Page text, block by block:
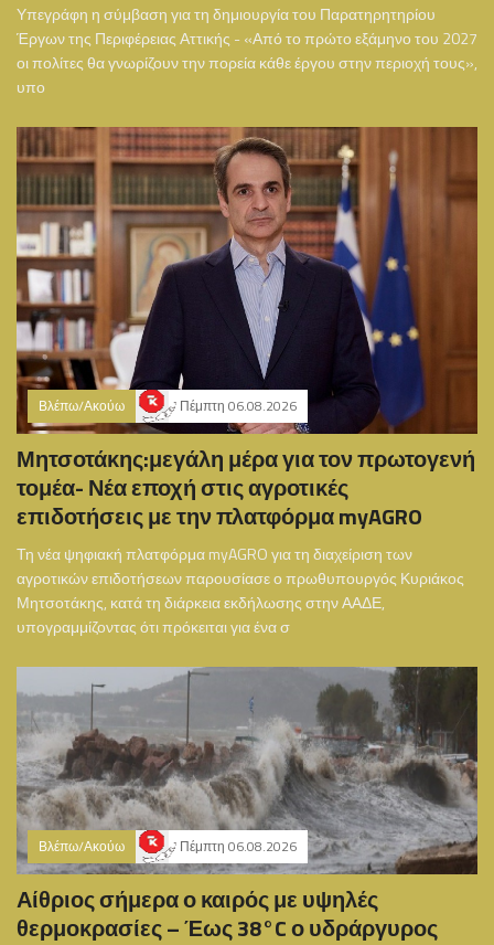
Υπεγράφη η σύμβαση για τη δημιουργία του Παρατηρητηρίου
Έργων της Περιφέρειας Αττικής - «Από το πρώτο εξάμηνο του 2027
οι πολίτες θα γνωρίζουν την πορεία κάθε έργου στην περιοχή τους»,
υπο
Βλέπω/Ακούω Πέμπτη 06.08.2026
Μητσοτάκης:μεγάλη μέρα για τον πρωτογενή
τομέα- Νέα εποχή στις αγροτικές
επιδοτήσεις με την πλατφόρμα myAGRO
Τη νέα ψηφιακή πλατφόρμα myAGRO για τη διαχείριση των
αγροτικών επιδοτήσεων παρουσίασε ο πρωθυπουργός Κυριάκος
Μητσοτάκης, κατά τη διάρκεια εκδήλωσης στην ΑΑΔΕ,
υπογραμμίζοντας ότι πρόκειται για ένα σ
Βλέπω/Ακούω Πέμπτη 06.08.2026
Αίθριος σήμερα ο καιρός με υψηλές
θερμοκρασίες – Έως 38°C ο υδράργυρος